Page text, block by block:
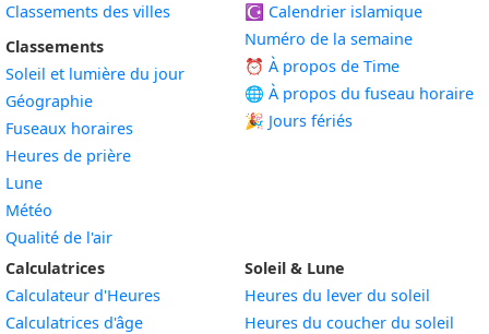
Classements des villes
Classements
Soleil et lumière du jour
Géographie
Fuseaux horaires
Heures de prière
Lune
Météo
Qualité de l'air
☪️ Calendrier islamique
Numéro de la semaine
⏰ À propos de Time
🌐 À propos du fuseau horaire
🎉 Jours fériés
Calculatrices
Calculateur d'Heures
Calculatrices d'âge
Soleil & Lune
Heures du lever du soleil
Heures du coucher du soleil